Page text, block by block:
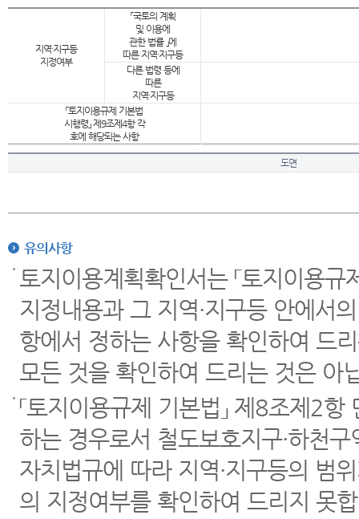
지역·지구등
지정여부
「국토의 계획
및 이용에
관한 법률 」에
따른 지역·지구등
다른 법령 등에
따른
지역·지구등
「토지이용규제 기본법
시행령」 제9조제4항 각
호에 해당되는 사항
도면
유의사항
토지이용계획확인서는 「토지이용
지정내용과 그 지역·지구등 안에서
항에서 정하는 사항을 확인하여 드
모든 것을 확인하여 드리는 것은 아
「토지이용규제 기본법」 제8조제2
하는 경우로서 철도보호지구·하천
자치법규에 따라 지역·지구등의 범
의 지정여부를 확인하여 드리지 못